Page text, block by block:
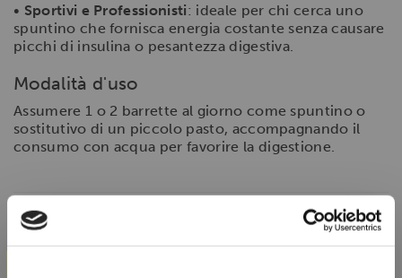
×
• Sportivi e Professionisti: ideale per chi cerca uno
spuntino che fornisca energia costante senza causare
picchi di insulina o pesantezza digestiva.
Modalità d'uso
Assumere 1 o 2 barrette al giorno come spuntino o
sostitutivo di un piccolo pasto, accompagnando il
consumo con acqua per favorire la digestione.
SCHEDA TECNICA